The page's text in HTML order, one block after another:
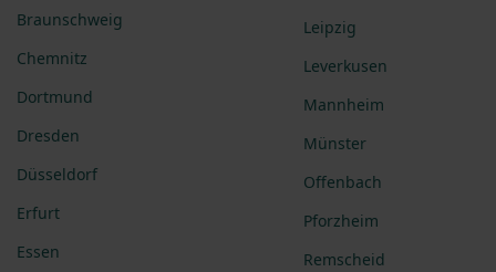
Braunschweig
Chemnitz
Dortmund
Dresden
Düsseldorf
Erfurt
Essen
Leipzig
Leverkusen
Mannheim
Münster
Offenbach
Pforzheim
Remscheid